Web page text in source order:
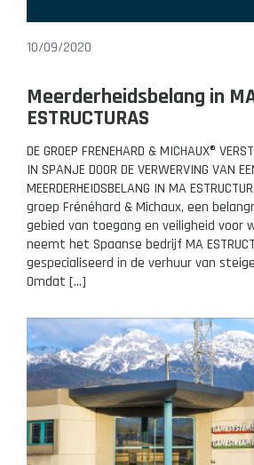
10/09/2020
Meerderheidsbelang in
ESTRUCTURAS
DE GROEP FRENEHARD & MICHAUX®
IN SPANJE DOOR DE VERWERVING VAN
MEERDERHEIDSBELANG IN MA
groep Frénéhard & Michaux, een
gebied van toegang en veiligheid voor
neemt het Spaanse bedrijf MA
gespecialiseerd in de verhuur van
Omdat […]